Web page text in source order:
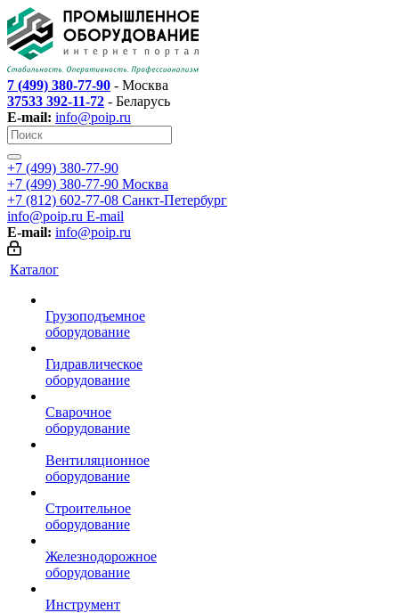
7 (499) 380-77-90 - Москва
37533 392-11-72 - Беларусь
E-mail: info@poip.ru
+7 (499) 380-77-90
+7 (499) 380-77-90 Москва
+7 (812) 602-77-08 Санкт-Петербург
info@poip.ru E-mail
E-mail: info@poip.ru
Каталог
Грузоподъемное
оборудование
Гидравлическое
оборудование
Сварочное
оборудование
Вентиляционное
оборудование
Строительное
оборудование
Железнодорожное
оборудование
Инструмент